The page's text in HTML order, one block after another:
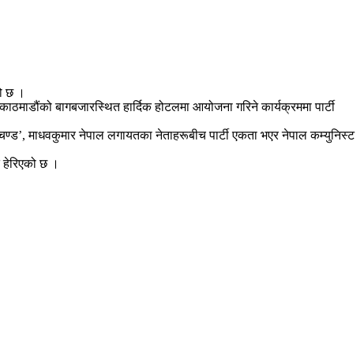
छ ।
बागबजारस्थित हार्दिक होटलमा आयोजना गरिने कार्यक्रममा पार्टी
माधवकुमार नेपाल लगायतका नेताहरूबीच पार्टी एकता भएर नेपाल कम्युनिस्ट
छ ।